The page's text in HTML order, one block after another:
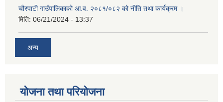
चौरपाटी गाउँपालिकाको आ.व. २०८१/०८२ को नीति तथा कार्यक्रम ।
मिति: 06/21/2024 - 13:37
अन्य
योजना तथा परियोजना